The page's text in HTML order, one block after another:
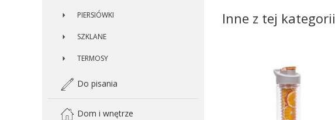
PIERSIÓWKI
SZKLANE
TERMOSY
Do pisania
Dom i wnętrze
Inne z tej kategorii